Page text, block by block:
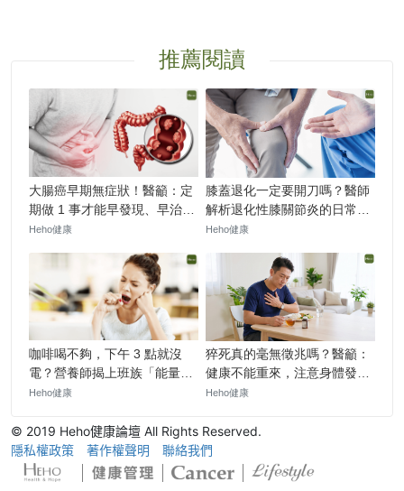
© 2019 Heho健康論壇 All Rights Reserved.
隱私權政策
著作權聲明 聯絡我們